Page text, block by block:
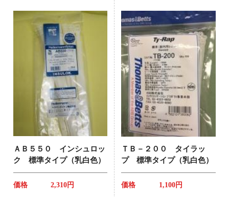
ＡＢ５５０ インシュロッ
ク 標準タイプ（乳白色）
価格 2,310円
ＴＢ－２００ タイラッ
プ 標準タイプ（乳白色）
価格 1,100円